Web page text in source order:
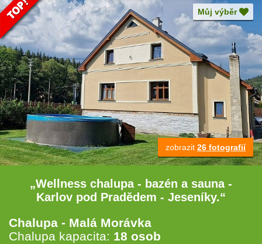
Můj výběr
zobrazit 26 fotografií
„Wellness chalupa - bazén a sauna -
Karlov pod Pradědem - Jeseníky.“
Chalupa - Malá Morávka
Chalupa kapacita: 18 osob